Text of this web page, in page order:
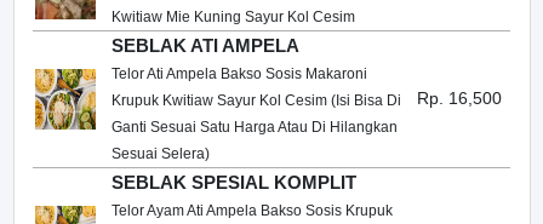
Kwitiaw Mie Kuning Sayur Kol Cesim
SEBLAK ATI AMPELA
Telor Ati Ampela Bakso Sosis Makaroni
Krupuk Kwitiaw Sayur Kol Cesim (Isi Bisa Di
Ganti Sesuai Satu Harga Atau Di Hilangkan
Sesuai Selera)
Rp. 16,500
SEBLAK SPESIAL KOMPLIT
Telor Ayam Ati Ampela Bakso Sosis Krupuk